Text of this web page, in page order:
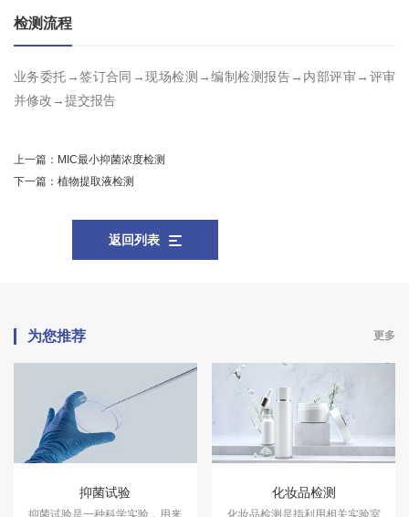
检测流程
业务委托→签订合同→现场检测→编制检测报告→内部评审→评审
并修改→提交报告
上一篇： MIC最小抑菌浓度检测
下一篇： 植物提取液检测
返回列表
为您推荐 更多
抑菌试验
抑菌试验是一种科学实验，用来
化妆品检测
化妆品检测是指利用相关实验室